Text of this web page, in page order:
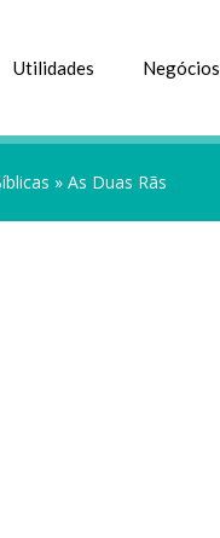
Utilidades Negócios
» As Duas Rãs